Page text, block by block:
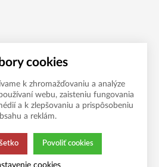
cookies.
cookies
k zhromažďovaniu a analýze
webu, zaisteniu fungovania
a k zlepšovaniu a prispôsobeniu
a reklám.
Povoliť cookies
cookies